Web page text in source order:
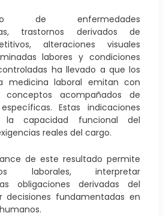
de enfermedades
trastornos derivados de
alteraciones visuales
labores y condiciones
ha llevado a que los
medicina laboral emitan con
acompañados de
Estas indicaciones
la capacidad funcional del
reales del cargo.
de este resultado permite
laborales, interpretar
obligaciones derivadas del
decisiones fundamentadas en